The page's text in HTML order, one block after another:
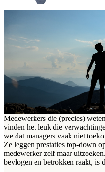
Medewerkers die (precies)
vinden het leuk die
we dat managers vaak niet
Ze leggen prestaties top-down
medewerker zelf maar
bevlogen en betrokken raakt, is